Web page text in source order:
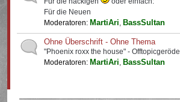
Für die Neuen
Moderatoren: MartiAri, BassSultan
Ohne Überschrift - Ohne Thema
"Phoenix roxx the house" - Offtopicgerödel
Moderatoren: MartiAri, BassSultan